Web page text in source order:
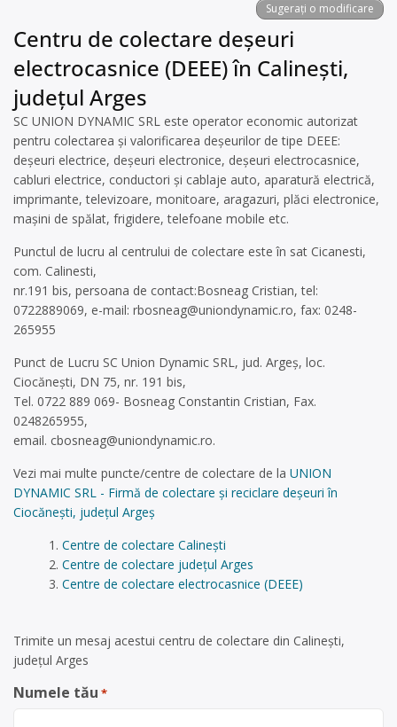
Sugerați o modificare
Centru de colectare deșeuri
electrocasnice (DEEE) în Calinești,
județul Arges
SC UNION DYNAMIC SRL este operator economic autorizat
pentru colectarea și valorificarea deșeurilor de tipe DEEE:
deșeuri electrice, deșeuri electronice, deșeuri electrocasnice,
cabluri electrice, conductori și cablaje auto, aparatură electrică,
imprimante, televizoare, monitoare, aragazuri, plăci electronice,
mașini de spălat, frigidere, telefoane mobile etc.
Punctul de lucru al centrului de colectare este în sat Cicanesti,
com. Calinesti,
nr.191 bis, persoana de contact:Bosneag Cristian, tel:
0722889069, e-mail: rbosneag@uniondynamic.ro, fax: 0248-
265955
Punct de Lucru SC Union Dynamic SRL, jud. Argeș, loc.
Ciocănești, DN 75, nr. 191 bis,
Tel. 0722 889 069- Bosneag Constantin Cristian, Fax.
0248265955,
email. cbosneag@uniondynamic.ro.
Vezi mai multe puncte/centre de colectare de la UNION
DYNAMIC SRL - Firmă de colectare și reciclare deșeuri în
Ciocănești, județul Argeș
Centre de colectare Calinești
Centre de colectare județul Arges
Centre de colectare electrocasnice (DEEE)
Trimite un mesaj acestui centru de colectare din Calinești,
județul Arges
Numele tău *